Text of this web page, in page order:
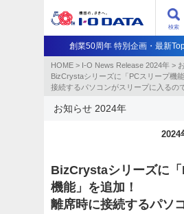
検索
創業50周年 特別企画・最新
HOME > I-O News Release 2024年 >
BizCrystaシリーズに「PCスリープ機
接続するパソコンがスリープに入るの
お知らせ 2024年
2024
BizCrystaシリーズに
機能」を追加！
離席時に接続するパソ